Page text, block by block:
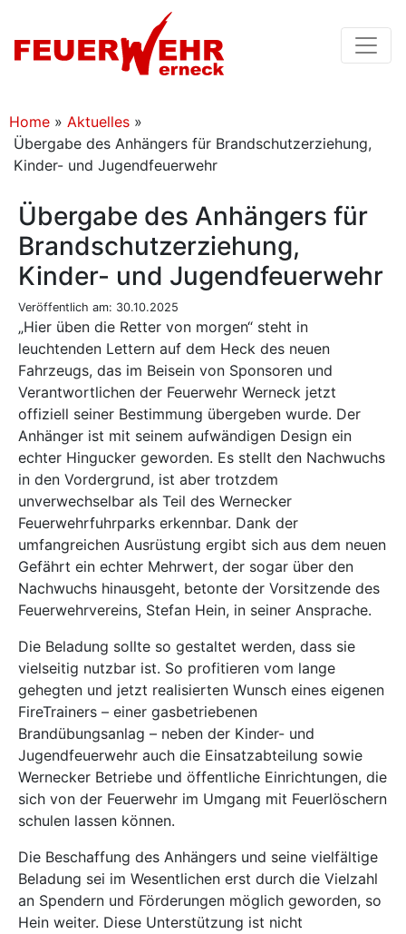
Home » Aktuelles »
Übergabe des Anhängers für Brandschutzerziehung,
Kinder- und Jugendfeuerwehr
Übergabe des Anhängers für
Brandschutzerziehung,
Kinder- und Jugendfeuerwehr
Veröffentlich am: 30.10.2025
„Hier üben die Retter von morgen“ steht in
leuchtenden Lettern auf dem Heck des neuen
Fahrzeugs, das im Beisein von Sponsoren und
Verantwortlichen der Feuerwehr Werneck jetzt
offiziell seiner Bestimmung übergeben wurde. Der
Anhänger ist mit seinem aufwändigen Design ein
echter Hingucker geworden. Es stellt den Nachwuchs
in den Vordergrund, ist aber trotzdem
unverwechselbar als Teil des Wernecker
Feuerwehrfuhrparks erkennbar. Dank der
umfangreichen Ausrüstung ergibt sich aus dem neuen
Gefährt ein echter Mehrwert, der sogar über den
Nachwuchs hinausgeht, betonte der Vorsitzende des
Feuerwehrvereins, Stefan Hein, in seiner Ansprache.
Die Beladung sollte so gestaltet werden, dass sie
vielseitig nutzbar ist. So profitieren vom lange
gehegten und jetzt realisierten Wunsch eines eigenen
FireTrainers – einer gasbetriebenen
Brandübungsanlag – neben der Kinder- und
Jugendfeuerwehr auch die Einsatzabteilung sowie
Wernecker Betriebe und öffentliche Einrichtungen, die
sich von der Feuerwehr im Umgang mit Feuerlöschern
schulen lassen können.
Die Beschaffung des Anhängers und seine vielfältige
Beladung sei im Wesentlichen erst durch die Vielzahl
an Spendern und Förderungen möglich geworden, so
Hein weiter. Diese Unterstützung ist nicht